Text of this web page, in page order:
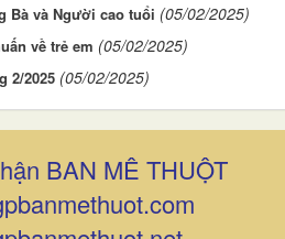
Bà và Người cao tuổi (05/02/2025)
về trẻ em (05/02/2025)
2/2025 (05/02/2025)
BAN MÊ THUỘT